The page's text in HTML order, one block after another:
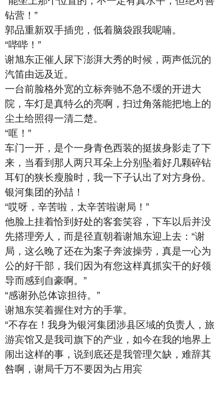
钻营！”
郭品重新双手插兜，低着脑袋跟我呢喃。
“哔哔！”
谢旭东正催人尿下澎湃大秀的时候，两声低沉的
汽笛由远及近。
一台前脸格外宽的立标奔驰不急不缓的开进大
院，车灯是真特么的亮啊，扫过角落能把地上的
尘土给照得一清二楚。
“哐！”
车门一开，是个一身青色西装的挺拔身影走了下
来，当看到那人两只耳朵上分别坠着好几颗碎钻
耳钉的狭长瘦脸时，我一下子认出了对方身份。
银河集团的孙喆！
“哎呀，辛苦啦，太辛苦啦谢局！”
他脸上挂着恰到好处的客套笑容，下车以后并没
先搭理旁人，而是径直朝着谢旭东迎上去：“谢
局，这么晚了还在为案子奔波操劳，真是一心为
公的好干部，我们因为有您这样真抓实干的好领
导而感到自豪啊。”
“感谢孙总体谅担待。”
谢旭东笑着握住对方的手掌。
“不存在！我身为银河集团涉县区域的负责人，旅
游宾馆又是我司旗下的产业，如今在我的地界上
闹出这样的事，说到底还是我管理欠缺，难辞其
咎啊，谢局千万不要因为占用宾